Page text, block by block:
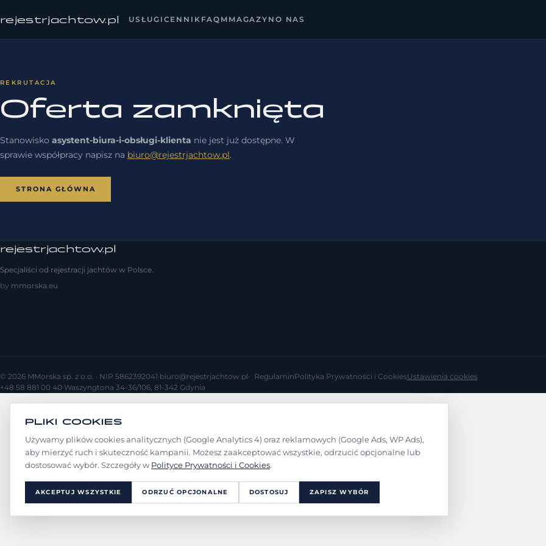
rejestrjachtow.pl USŁUGI CENNIK FAQ MMAGAZYN O NAS
REKRUTACJA
Oferta zamknięta
Stanowisko asystent-biura-i-obsługi-klienta nie jest już dostępne. W
sprawie współpracy napisz na biuro@rejestrjachtow.pl.
STRONA GŁÓWNA
rejestrjachtow.pl
Specjaliści od rejestracji jachtów w Polsce.
by mmorska.eu
© 2026 MMorska sp. z o.o. · NIP 5862392041· biuro@rejestrjachtow.pl ·
+48 58 881 00 40·Waszyngtona 34-36/106, 81-342 Gdynia
RegulaminPolityka Prywatności i CookiesUstawienia cookies
PLIKI COOKIES
Używamy plików cookies analitycznych (Google Analytics 4) oraz reklamowych (Google Ads, WP Ads),
aby mierzyć ruch i skuteczność kampanii. Możesz zaakceptować wszystkie, odrzucić opcjonalne lub
dostosować wybór. Szczegóły w Polityce Prywatności i Cookies.
AKCEPTUJ WSZYSTKIE ODRZUĆ OPCJONALNE DOSTOSUJ ZAPISZ WYBÓR